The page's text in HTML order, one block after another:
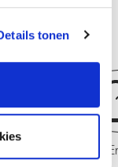
tonen
Lead